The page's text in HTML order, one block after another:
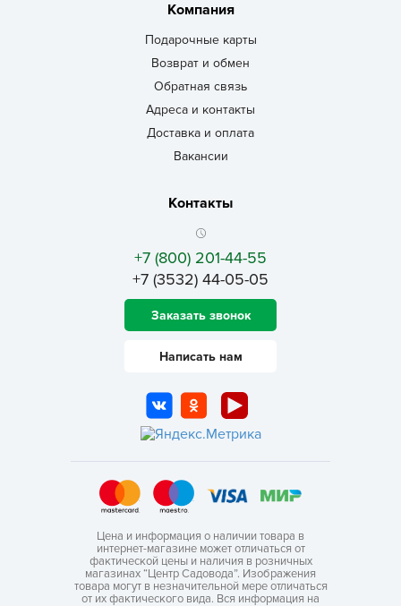
Компания
Подарочные карты
Возврат и обмен
Обратная связь
Адреса и контакты
Доставка и оплата
Вакансии
Контакты
+7 (800) 201-44-55
+7 (3532) 44-05-05
Заказать звонок
Написать нам
Цена и информация о наличии товара в
интернет-магазине может отличаться от
фактической цены и наличия в розничных
магазинах “Центр Садовода”. Изображения
товара могут в незначительной мере отличаться
от их фактического вида. Вся информация на